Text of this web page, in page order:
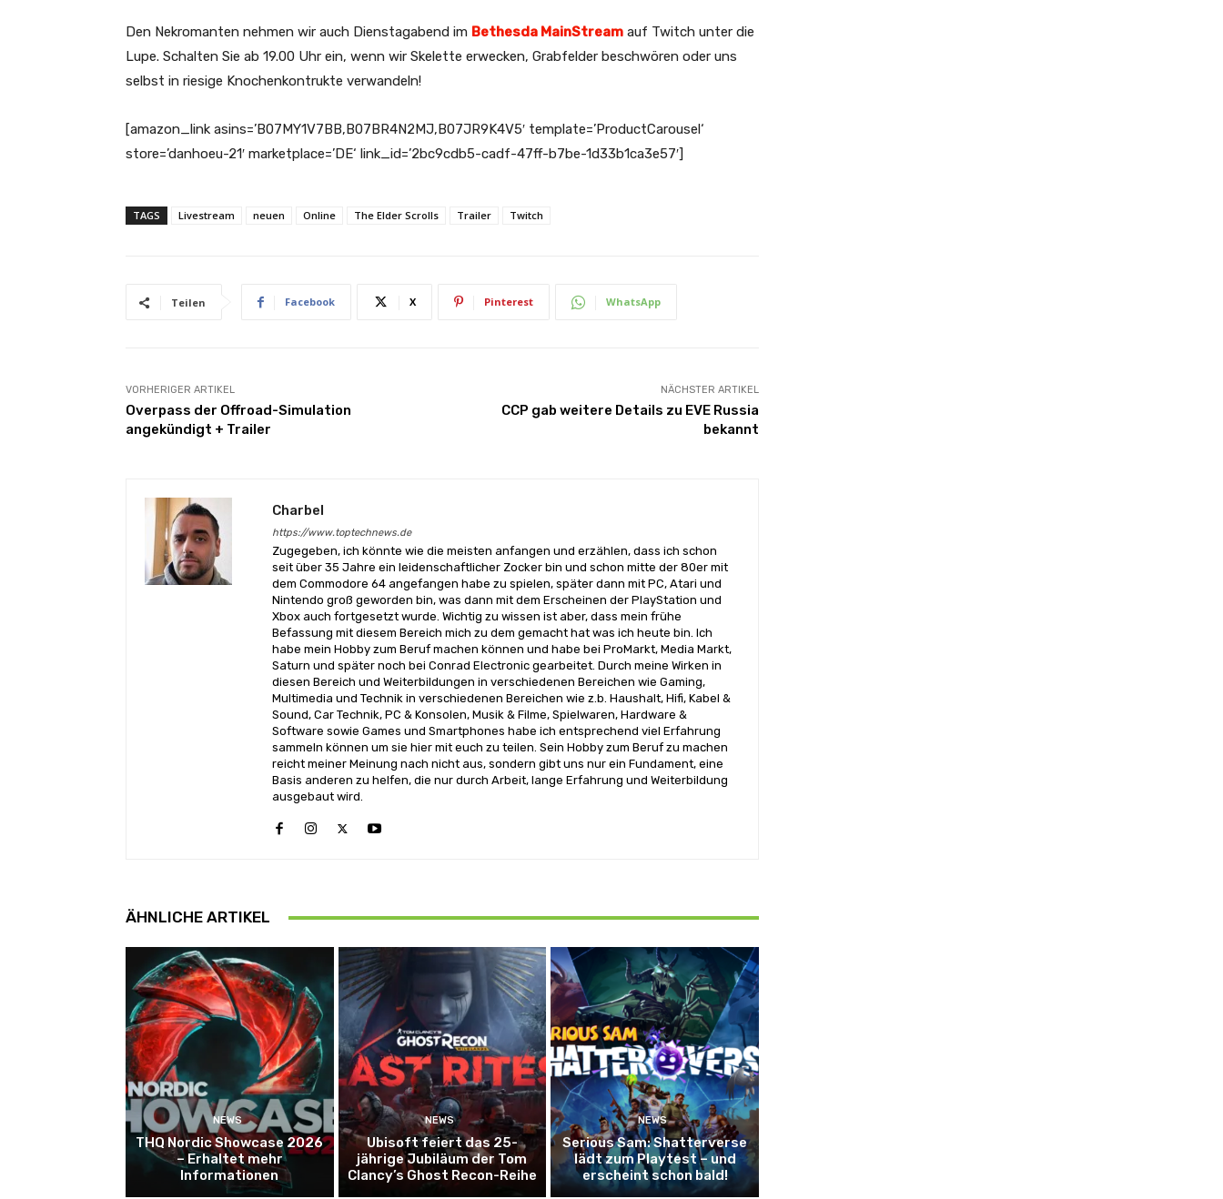
Den Nekromanten nehmen wir auch Dienstagabend im Bethesda MainStream auf Twitch unter die
Lupe. Schalten Sie ab 19.00 Uhr ein, wenn wir Skelette erwecken, Grabfelder beschwören oder uns
selbst in riesige Knochenkontrukte verwandeln!
[amazon_link asins=’B07MY1V7BB,B07BR4N2MJ,B07JR9K4V5′ template=’ProductCarousel‘
store=’danhoeu-21′ marketplace=’DE‘ link_id=’2bc9cdb5-cadf-47ff-b7be-1d33b1ca3e57′]
TAGS Livestream neuen Online The Elder Scrolls Trailer Twitch
Teilen Facebook X Pinterest WhatsApp
VORHERIGER ARTIKEL
Overpass der Offroad-Simulation
angekündigt + Trailer
NÄCHSTER ARTIKEL
CCP gab weitere Details zu EVE Russia
bekannt
Charbel
https://www.toptechnews.de
Zugegeben, ich könnte wie die meisten anfangen und erzählen, dass ich schon
seit über 35 Jahre ein leidenschaftlicher Zocker bin und schon mitte der 80er mit
dem Commodore 64 angefangen habe zu spielen, später dann mit PC, Atari und
Nintendo groß geworden bin, was dann mit dem Erscheinen der PlayStation und
Xbox auch fortgesetzt wurde. Wichtig zu wissen ist aber, dass mein frühe
Befassung mit diesem Bereich mich zu dem gemacht hat was ich heute bin. Ich
habe mein Hobby zum Beruf machen können und habe bei ProMarkt, Media Markt,
Saturn und später noch bei Conrad Electronic gearbeitet. Durch meine Wirken in
diesen Bereich und Weiterbildungen in verschiedenen Bereichen wie Gaming,
Multimedia und Technik in verschiedenen Bereichen wie z.b. Haushalt, Hifi, Kabel &
Sound, Car Technik, PC & Konsolen, Musik & Filme, Spielwaren, Hardware &
Software sowie Games und Smartphones habe ich entsprechend viel Erfahrung
sammeln können um sie hier mit euch zu teilen. Sein Hobby zum Beruf zu machen
reicht meiner Meinung nach nicht aus, sondern gibt uns nur ein Fundament, eine
Basis anderen zu helfen, die nur durch Arbeit, lange Erfahrung und Weiterbildung
ausgebaut wird.
ÄHNLICHE ARTIKEL
NEWS
THQ Nordic Showcase 2026
– Erhaltet mehr
Informationen
NEWS
Ubisoft feiert das 25-
jährige Jubiläum der Tom
Clancy’s Ghost Recon-Reihe
NEWS
Serious Sam: Shatterverse
lädt zum Playtest – und
erscheint schon bald!